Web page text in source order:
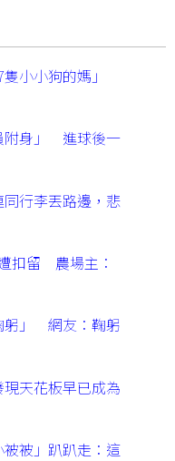
隻小小狗的媽」
附身」 進球後一
行李丟路邊，悲
扣留 農場主：
躬」 網友：鞠躬
天花板早已成為
被」趴趴走：這